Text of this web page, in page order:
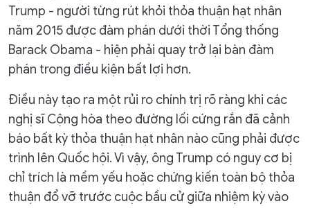
Trump - người từng rút khỏi thỏa thuận hạt nhân
năm 2015 được đàm phán dưới thời Tổng thống
Barack Obama - hiện phải quay trở lại bàn đàm
phán trong điều kiện bất lợi hơn.
Điều này tạo ra một rủi ro chính trị rõ ràng khi các
nghị sĩ Cộng hòa theo đường lối cứng rắn đã cảnh
báo bất kỳ thỏa thuận hạt nhân nào cũng phải được
trình lên Quốc hội. Vì vậy, ông Trump có nguy cơ bị
chỉ trích là mềm yếu hoặc chứng kiến toàn bộ thỏa
thuận đổ vỡ trước cuộc bầu cử giữa nhiệm kỳ vào